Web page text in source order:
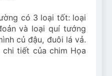
có 3 loại tốt: loại
và loại quí tướng
củ đậu, đuôi lá vả.
tiết của chim Họa